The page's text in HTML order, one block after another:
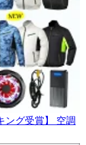
ング受賞】 空調